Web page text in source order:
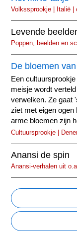
Volkssprookje | Italië |
Levende
Poppen, beelden en
De bloemen
Een
meisje wordt
verwelken. Ze gaat
ziet met eigen ogen
arme bloemen zijn
Cultuursprookje |
Anansi de spin
Anansi-verhalen uit